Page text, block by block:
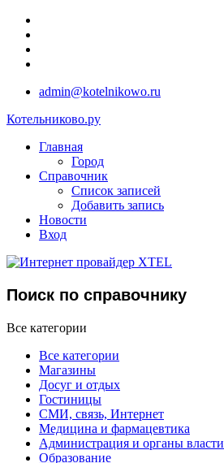
admin@kotelnikowo.ru
Котельниково.ру
Главная
Город
Справочник
Список записей
Добавить запись
Новости
Вход
Поиск по справочнику
Все категории
Все категории
Магазины
Досуг и отдых
Гостиницы
СМИ, связь, Интернет
Медицина и фармацевтика
Администрация и органы власти
Образование